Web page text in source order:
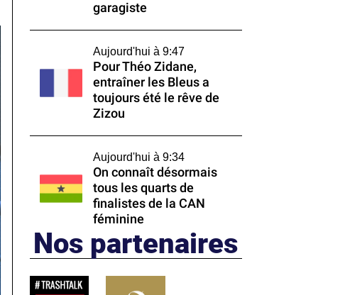
garagiste
Aujourd'hui à 9:47
Pour Théo Zidane,
entraîner les Bleus a
toujours été le rêve de
Zizou
Aujourd'hui à 9:34
On connaît désormais
tous les quarts de
finalistes de la CAN
féminine
Nos partenaires